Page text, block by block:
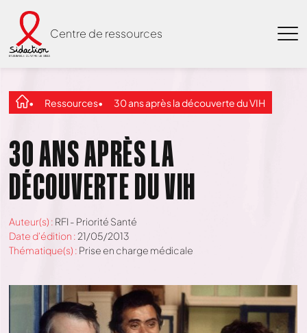
Centre de ressources
Ressources 30 ans après la découverte du VIH
30 ANS APRÈS LA
DÉCOUVERTE DU VIH
Auteur(s) : RFI - Priorité Santé
Date d'édition : 21/05/2013
Thématique(s) : Prise en charge médicale